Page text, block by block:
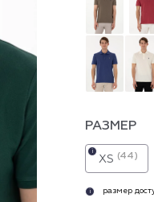
РАЗМЕР
XS (44)
i
i размер